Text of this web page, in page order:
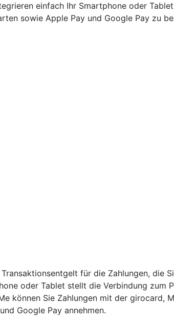
einfach Ihr Smartphone oder
sowie Apple Pay und Google Pay zu
für die Zahlungen, die
oder Tablet stellt die Verbindung zum
können Sie Zahlungen mit der girocard,
Google Pay annehmen.